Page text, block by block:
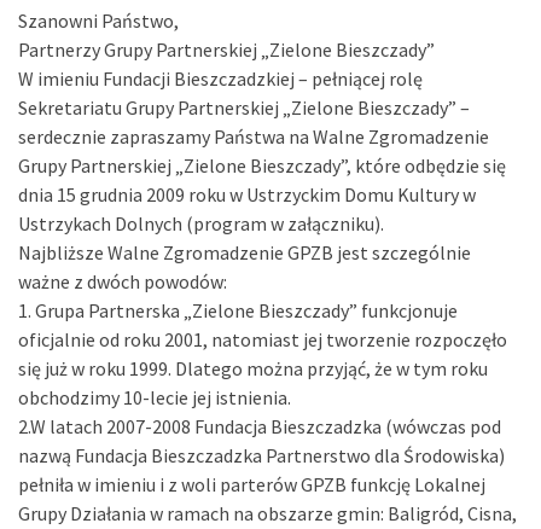
Szanowni Państwo,
Partnerzy Grupy Partnerskiej „Zielone Bieszczady”
W imieniu Fundacji Bieszczadzkiej – pełniącej rolę
Sekretariatu Grupy Partnerskiej „Zielone Bieszczady” –
serdecznie zapraszamy Państwa na Walne Zgromadzenie
Grupy Partnerskiej „Zielone Bieszczady”, które odbędzie się
dnia 15 grudnia 2009 roku w Ustrzyckim Domu Kultury w
Ustrzykach Dolnych (program w załączniku).
Najbliższe Walne Zgromadzenie GPZB jest szczególnie
ważne z dwóch powodów:
1. Grupa Partnerska „Zielone Bieszczady” funkcjonuje
oficjalnie od roku 2001, natomiast jej tworzenie rozpoczęło
się już w roku 1999. Dlatego można przyjąć, że w tym roku
obchodzimy 10-lecie jej istnienia.
2.W latach 2007-2008 Fundacja Bieszczadzka (wówczas pod
nazwą Fundacja Bieszczadzka Partnerstwo dla Środowiska)
pełniła w imieniu i z woli parterów GPZB funkcję Lokalnej
Grupy Działania w ramach na obszarze gmin: Baligród, Cisna,